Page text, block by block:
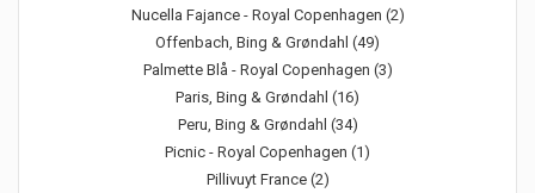
Nucella Fajance - Royal Copenhagen (2)
Offenbach, Bing & Grøndahl (49)
Palmette Blå - Royal Copenhagen (3)
Paris, Bing & Grøndahl (16)
Peru, Bing & Grøndahl (34)
Picnic - Royal Copenhagen (1)
Pillivuyt France (2)